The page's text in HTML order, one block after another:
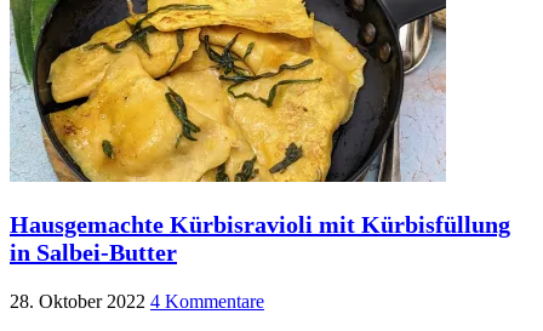
Hausgemachte Kürbisravioli mit Kürbisfüllung
in Salbei-Butter
28. Oktober 2022 4 Kommentare